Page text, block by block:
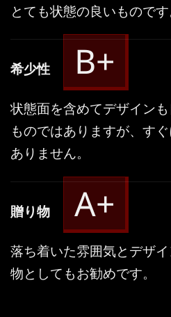
とても状態の良いものです
希少性 B+
状態面を含めてデザイン
ものではありますが、す
ありません。
贈り物 A+
落ち着いた雰囲気とデザ
物としてもお勧めです。